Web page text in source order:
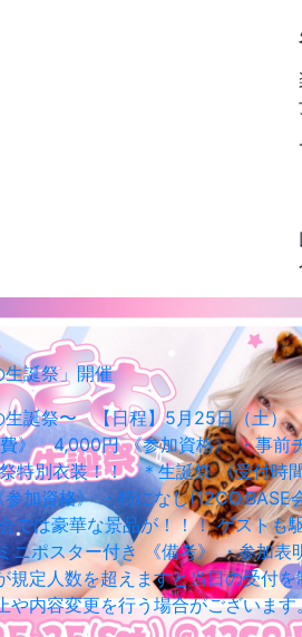
生誕祭」開催
生誕祭〜 【日程】5月25日（土）
》 4,000円 《参加資格》 ・事
特別衣装！！ ＊生誕祭 《受付時
参加資格》 ・特になし
では豪華な景品が！！！ ゲスト
ニポスター付き 《備考》 ・参加
定人数を超えますと当日の受付
や内容変更を行う場合がございま